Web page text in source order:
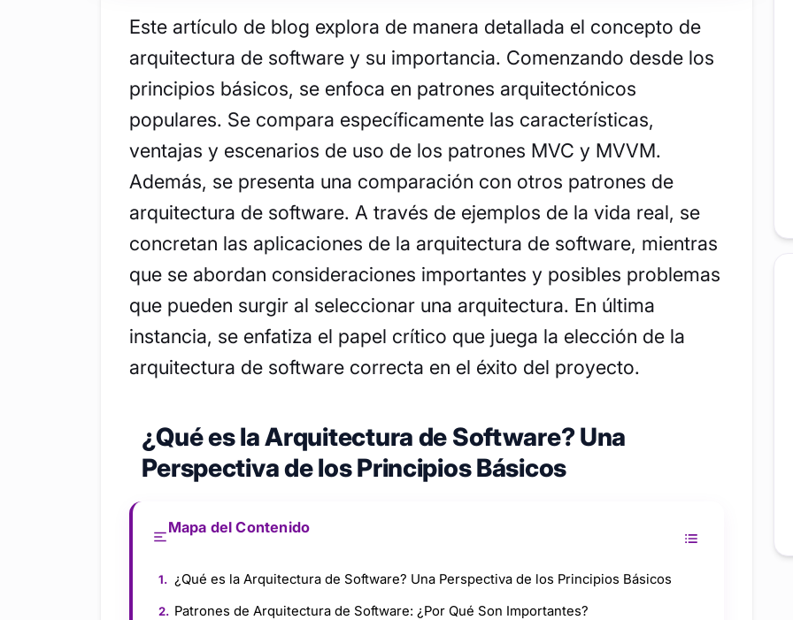
Este artículo de blog explora de manera detallada el concepto de
arquitectura de software y su importancia. Comenzando desde los
principios básicos, se enfoca en patrones arquitectónicos
populares. Se compara específicamente las características,
ventajas y escenarios de uso de los patrones MVC y MVVM.
Además, se presenta una comparación con otros patrones de
arquitectura de software. A través de ejemplos de la vida real, se
concretan las aplicaciones de la arquitectura de software, mientras
que se abordan consideraciones importantes y posibles problemas
que pueden surgir al seleccionar una arquitectura. En última
instancia, se enfatiza el papel crítico que juega la elección de la
arquitectura de software correcta en el éxito del proyecto.
¿Qué es la Arquitectura de Software? Una
Perspectiva de los Principios Básicos
Mapa del Contenido
¿Qué es la Arquitectura de Software? Una Perspectiva de los Principios Básicos
Patrones de Arquitectura de Software: ¿Por Qué Son Importantes?